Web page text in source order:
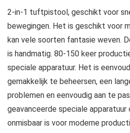
Gun
Breimachine
Tapijt
Maken
Gereedschap
Voor
Home
Decor
DIY,
2-in-1 tuftpistool, geschikt voor
bewegingen. Het is geschikt voor
kan vele soorten fantasie weven.
is handmatig. 80-150 keer
speciale apparatuur. Het is
gemakkelijk te beheersen, een
problemen en eenvoudig aan te
geavanceerde speciale
onmisbaar is voor moderne